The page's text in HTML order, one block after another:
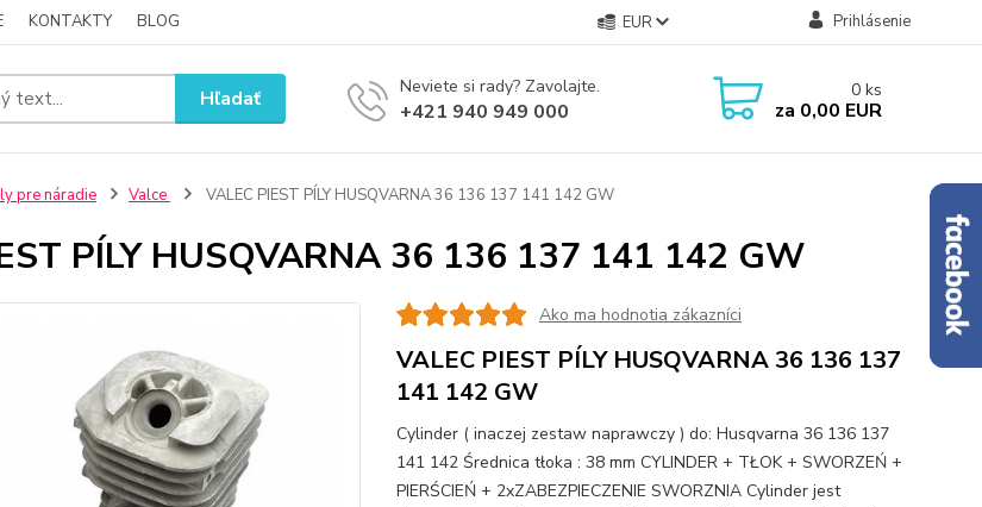
KONTAKTY BLOG EUR Prihlásenie
Hľadať Neviete si rady? Zavolajte.
+421 940 949 000
0 ks
za 0,00 EUR
pre náradie Valce VALEC PIEST PÍLY HUSQVARNA 36 136 137 141 142 GW
PÍLY HUSQVARNA 36 136 137 141 142 GW
Ako ma hodnotia zákazníci
VALEC PIEST PÍLY HUSQVARNA 36 136 137
141 142 GW
Cylinder ( inaczej zestaw naprawczy ) do: Husqvarna 36 136 137
141 142 Średnica tłoka : 38 mm CYLINDER + TŁOK + SWORZEŃ +
PIERŚCIEŃ + 2xZABEZPIECZENIE SWORZNIA Cylinder jest